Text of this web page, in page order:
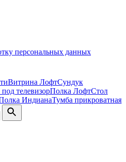
персональных данных
Витрина ЛофтСундук
телевизорПолка ЛофтСтол
ИндианаТумба прикроватная